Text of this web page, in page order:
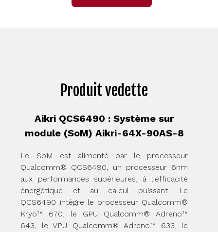
Produit vedette
Aikri QCS6490 : Système sur
module (SoM) Aikri-64X-90AS-8
Le SoM est alimenté par le processeur
Qualcomm® QCS6490, un processeur 6nm
aux performances supérieures, à l'efficacité
énergétique et au calcul puissant. Le
QCS6490 intègre le processeur Qualcomm®
Kryo™ 670, le GPU Qualcomm® Adreno™
643, le VPU Qualcomm® Adreno™ 633, le